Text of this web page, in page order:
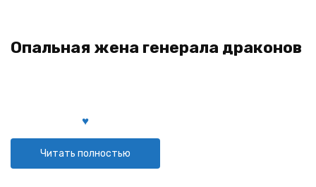
Опальная жена генерала драконов
Читать полностью